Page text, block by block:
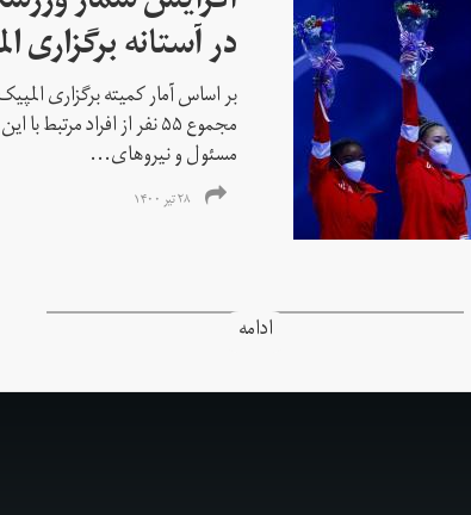
در آستانه برگزاری
بر اساس آمار کمیته برگزاری
مجموع ۵۵ نفر از افراد
مسئول و نیروهای...
۲۸ تیر ۱۴۰۰
ادامه